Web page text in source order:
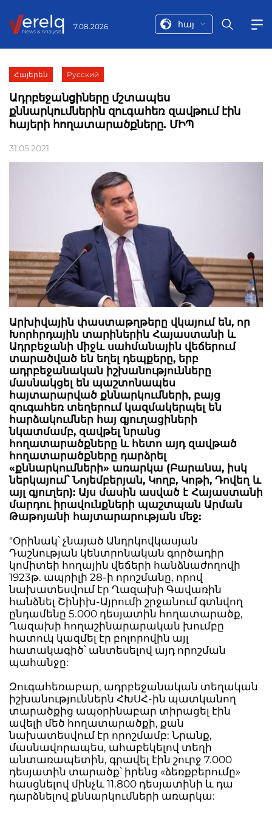
7.08.2026 հայ
Հայերեն Русский
Ադրբեջանցիները մշտապես
քննարկումներին զուգահեռ զավթում էին
հայերի հողատարածքները. ՄԻՊ
31.05.2021
Արխիվային փաստաթղթերը վկայում են, որ
Խորհրդային տարիներին Հայաստանի և
Ադրբեջանի միջև սահմանային վեճերում
տարածված են եղել դեպքերը, երբ
ադրբեջանական իշխանությունները
մասնակցել են պաշտոնապես
հայտարարված քննարկումների, բայց
զուգահեռ տեղերում կազմակերպել են
հարձակումներ հայ գյուղացիների
նկատմամբ, զավթել նրանց
հողատարածքները և հետո այդ զավթած
հողատարածքները դարձրել
«քննարկումների» առարկա (Բարանա, իսկ
ներկայում՝ Նոյեմբերյան, Կողբ, Կոթի, Դովեղ և
այլ գյուղեր): Այս մասին ասված է Հայաստանի
մարդու իրավունքների պաշտպան Արման
Թաթոյանի հայտարարության մեջ:
"Օրինակ՝ չնայած Անդրկովկասյան
Դաշնության կենտրոնական գործադիր
կոմիտեի հողային վեճերի հանձնաժողովի
1923թ. ապրիլի 28-ի որոշմանը, որով
նախատեսվում էր Ղազախի Գավառին
հանձնել Շինիխ-Այրումի շրջանում գտնվող
ընդամենը 5.000 դեսյատին հողատարածք,
Ղազախի հողաշինարարական խումբը
հատուկ կազմել էր բոլորովին այլ
հատակագիծ՝ անտեսելով այդ որոշման
պահանջը:
Զուգահեռաբար, ադրբեջանական տեղական
իշխանություններն ՀԽՍՀ-ին պատկանող
տարածքից ապօրինաբար տիրացել էին
ավելի մեծ հողատարածքի, քան
նախատեսվում էր որոշմամբ: Նրանք,
մասնավորապես, ահաբեկելով տեղի
անտառապետին, գրավել էին շուրջ 7.000
դեսյատին տարածք՝ իրենց «ձեռքբերումը»
հասցնելով մինչև 11.800 դեսյատինի և դա
դարձնելով քննարկումների առարկա: